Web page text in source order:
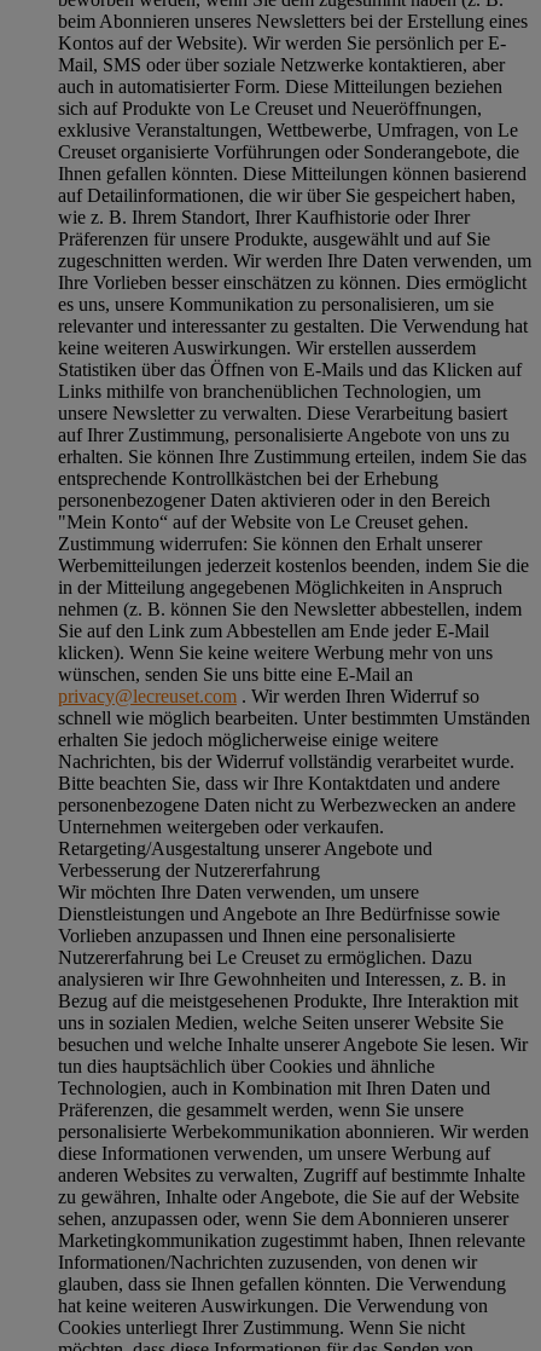
beim Abonnieren unseres Newsletters bei der Erstellung eines
Kontos auf der Website). Wir werden Sie persönlich per E-
Mail, SMS oder über soziale Netzwerke kontaktieren, aber
auch in automatisierter Form. Diese Mitteilungen beziehen
sich auf Produkte von Le Creuset und Neueröffnungen,
exklusive Veranstaltungen, Wettbewerbe, Umfragen, von Le
Creuset organisierte Vorführungen oder Sonderangebote, die
Ihnen gefallen könnten. Diese Mitteilungen können basierend
auf Detailinformationen, die wir über Sie gespeichert haben,
wie z. B. Ihrem Standort, Ihrer Kaufhistorie oder Ihrer
Präferenzen für unsere Produkte, ausgewählt und auf Sie
zugeschnitten werden. Wir werden Ihre Daten verwenden, um
Ihre Vorlieben besser einschätzen zu können. Dies ermöglicht
es uns, unsere Kommunikation zu personalisieren, um sie
relevanter und interessanter zu gestalten. Die Verwendung hat
keine weiteren Auswirkungen. Wir erstellen ausserdem
Statistiken über das Öffnen von E-Mails und das Klicken auf
Links mithilfe von branchenüblichen Technologien, um
unsere Newsletter zu verwalten. Diese Verarbeitung basiert
auf Ihrer Zustimmung, personalisierte Angebote von uns zu
erhalten. Sie können Ihre Zustimmung erteilen, indem Sie das
entsprechende Kontrollkästchen bei der Erhebung
personenbezogener Daten aktivieren oder in den Bereich
"Mein Konto“ auf der Website von Le Creuset gehen.
Zustimmung widerrufen: Sie können den Erhalt unserer
Werbemitteilungen jederzeit kostenlos beenden, indem Sie die
in der Mitteilung angegebenen Möglichkeiten in Anspruch
nehmen (z. B. können Sie den Newsletter abbestellen, indem
Sie auf den Link zum Abbestellen am Ende jeder E-Mail
klicken). Wenn Sie keine weitere Werbung mehr von uns
wünschen, senden Sie uns bitte eine E-Mail an
privacy@lecreuset.com . Wir werden Ihren Widerruf so
schnell wie möglich bearbeiten. Unter bestimmten Umständen
erhalten Sie jedoch möglicherweise einige weitere
Nachrichten, bis der Widerruf vollständig verarbeitet wurde.
Bitte beachten Sie, dass wir Ihre Kontaktdaten und andere
personenbezogene Daten nicht zu Werbezwecken an andere
Unternehmen weitergeben oder verkaufen.
Retargeting/Ausgestaltung unserer Angebote und
Verbesserung der Nutzererfahrung
Wir möchten Ihre Daten verwenden, um unsere
Dienstleistungen und Angebote an Ihre Bedürfnisse sowie
Vorlieben anzupassen und Ihnen eine personalisierte
Nutzererfahrung bei Le Creuset zu ermöglichen. Dazu
analysieren wir Ihre Gewohnheiten und Interessen, z. B. in
Bezug auf die meistgesehenen Produkte, Ihre Interaktion mit
uns in sozialen Medien, welche Seiten unserer Website Sie
besuchen und welche Inhalte unserer Angebote Sie lesen. Wir
tun dies hauptsächlich über Cookies und ähnliche
Technologien, auch in Kombination mit Ihren Daten und
Präferenzen, die gesammelt werden, wenn Sie unsere
personalisierte Werbekommunikation abonnieren. Wir werden
diese Informationen verwenden, um unsere Werbung auf
anderen Websites zu verwalten, Zugriff auf bestimmte Inhalte
zu gewähren, Inhalte oder Angebote, die Sie auf der Website
sehen, anzupassen oder, wenn Sie dem Abonnieren unserer
Marketingkommunikation zugestimmt haben, Ihnen relevante
Informationen/Nachrichten zuzusenden, von denen wir
glauben, dass sie Ihnen gefallen könnten. Die Verwendung
hat keine weiteren Auswirkungen. Die Verwendung von
Cookies unterliegt Ihrer Zustimmung. Wenn Sie nicht